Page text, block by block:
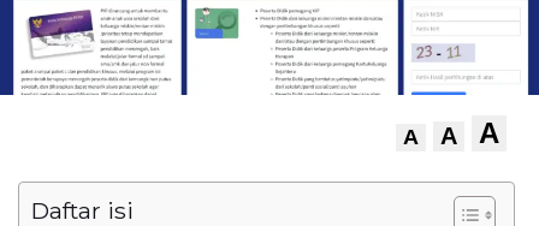
A A A
Daftar isi